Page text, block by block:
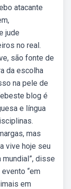
atacante
jude
no real.
são fonte de
da escolha
na pele de
blog é
e língua
mas
vive hoje seu
disse
“em
em